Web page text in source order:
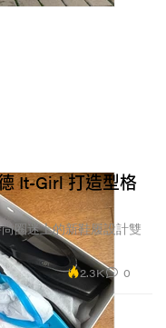
It-Girl 打造型格
圈迷上的新鞋履設計雙
2.3K 0